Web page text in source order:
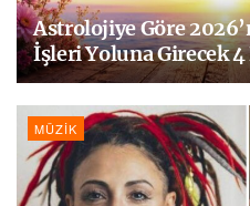
Astrolojiye Göre
İşleri Yoluna Girecek
MÜZIK